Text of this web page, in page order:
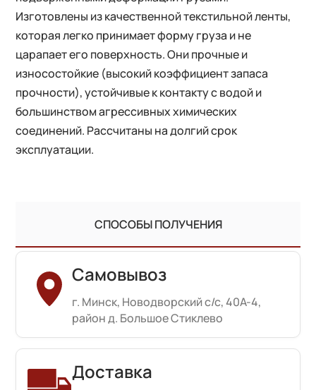
Изготовлены из качественной текстильной ленты,
которая легко принимает форму груза и не
царапает его поверхность. Они прочные и
износостойкие (высокий коэффициент запаса
прочности), устойчивые к контакту с водой и
большинством агрессивных химических
соединений. Рассчитаны на долгий срок
эксплуатации.
СПОСОБЫ ПОЛУЧЕНИЯ
Самовывоз
г. Минск, Новодворский с/с, 40А-4,
район д. Большое Стиклево
Доставка